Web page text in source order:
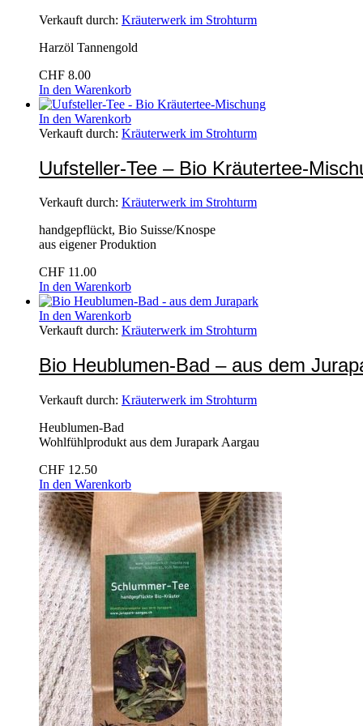
Verkauft durch: Kräuterwerk im Strohturm
Harzöl Tannengold
CHF 8.00
In den Warenkorb
In den Warenkorb
Verkauft durch: Kräuterwerk im Strohturm
Uufsteller-Tee – Bio Kräutertee-
Verkauft durch: Kräuterwerk im Strohturm
handgepflückt, Bio Suisse/Knospe
aus eigener Produktion
CHF 11.00
In den Warenkorb
In den Warenkorb
Verkauft durch: Kräuterwerk im Strohturm
Bio Heublumen-Bad – aus dem
Verkauft durch: Kräuterwerk im Strohturm
Heublumen-Bad
Wohlfühlprodukt aus dem Jurapark Aargau
CHF 12.50
In den Warenkorb